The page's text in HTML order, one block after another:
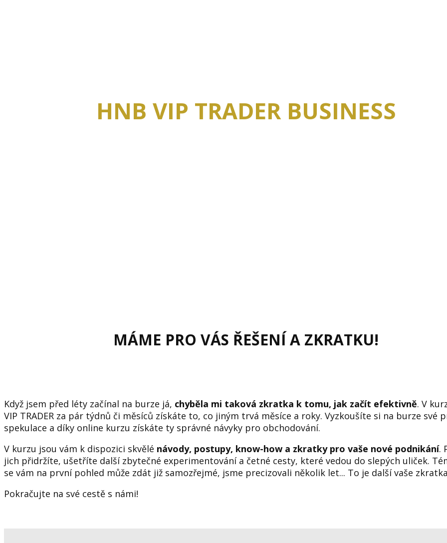
HNB VIP TRADER BUSINESS
MÁME PRO VÁS ŘEŠENÍ A ZKRATKU!
Když jsem před léty začínal na burze já, chyběla mi taková zkratka k tomu, jak začít efektivně. V
VIP TRADER za pár týdnů či měsíců získáte to, co jiným trvá měsíce a roky. Vyzkoušíte si na burze své
spekulace a díky online kurzu získáte ty správné návyky pro obchodování.
V kurzu jsou vám k dispozici skvělé návody, postupy, know-how a zkratky pro vaše nové podnikání.
jich přidržíte, ušetříte další zbytečné experimentování a četné cesty, které vedou do slepých uliček.
se vám na první pohled může zdát již samozřejmé, jsme precizovali několik let... To je další vaše
Pokračujte na své cestě s námi!